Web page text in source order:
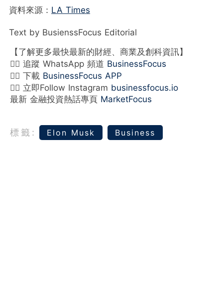
資料來源： LA Times
Text by BusienssFocus Editorial
【了解更多最快最新的財經、商業及創科資訊】
👉🏻 追蹤 WhatsApp 頻道 BusinessFocus
👉🏻 下載 BusinessFocus APP
👉🏻 立即Follow Instagram businessfocus.io
最新 金融投資熱話專頁 MarketFocus
標籤: Elon Musk Business